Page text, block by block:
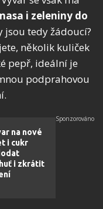
i zeleniny do
jsou tedy žádoucí?
několik kuliček
pepř, ideální je
podprahovou
na nové
i cukr
i zkrátit